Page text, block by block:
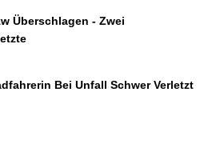
Überschlagen - Zwei
Bei Unfall Schwer Verletzt